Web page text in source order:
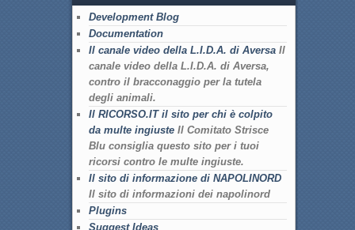
Development Blog
Documentation
Il canale video della L.I.D.A. di AversaIl
canale video della L.I.D.A. di Aversa,
contro il bracconaggio per la tutela
degli animali.
Il RICORSO.IT il sito per chi è colpito
da multe ingiusteIl Comitato Strisce
Blu consiglia questo sito per i tuoi
ricorsi contro le multe ingiuste.
Il sito di informazione di NAPOLINORD
Il sito di informazioni dei napolinord
Plugins
Suggest Ideas